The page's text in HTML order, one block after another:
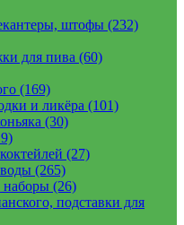
штофы (232)
для пива (60)
(169)
и ликёра (101)
(30)
(27)
(265)
(26)
подставки для